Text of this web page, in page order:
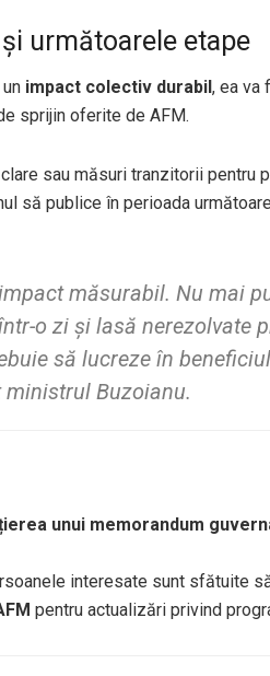
următoarele etape
impact colectiv durabil , ea va
sprijin oferite de AFM.
sau măsuri tranzitorii pentru
să publice în perioada următoare
măsurabil. Nu mai
o zi și lasă nerezolvate
să lucreze în
Buzoianu.
unui memorandum
interesate sunt sfătuite
pentru actualizări privind